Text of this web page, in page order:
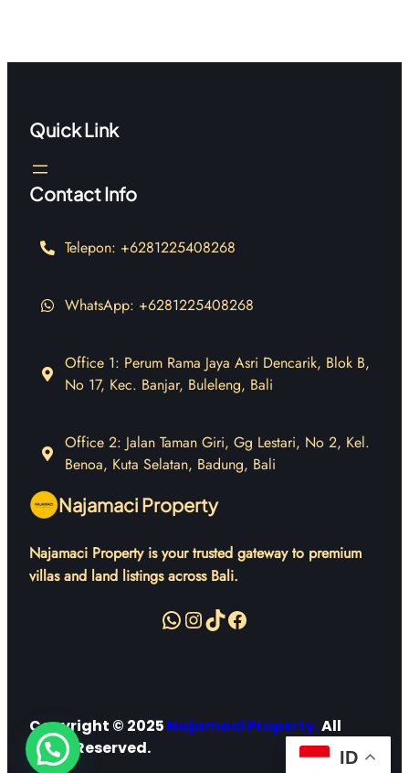
Quick Link
Contact Info
Telepon: +6281225408268
WhatsApp: +6281225408268
Office 1: Perum Rama Jaya Asri Dencarik, Blok B,
No 17, Kec. Banjar, Buleleng, Bali
Office 2: Jalan Taman Giri, Gg Lestari, No 2, Kel.
Benoa, Kuta Selatan, Badung, Bali
Najamaci Property
Najamaci Property is your trusted gateway to premium
villas and land listings across Bali.
WhatsApp InstagramTikTok Facebook
Copyright © 2025 Najamaci Property.All
Right Reserved.
ID